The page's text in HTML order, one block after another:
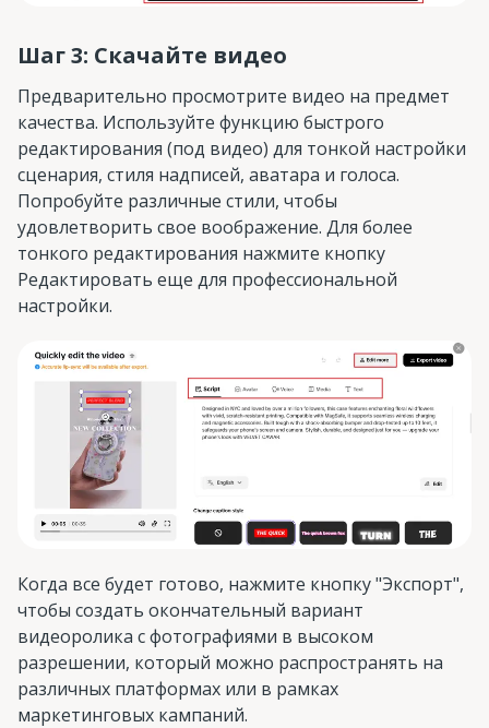
Шаг 3: Скачайте видео
Предварительно просмотрите видео на предмет
качества. Используйте функцию быстрого
редактирования (под видео) для тонкой настройки
сценария, стиля надписей, аватара и голоса.
Попробуйте различные стили, чтобы
удовлетворить свое воображение. Для более
тонкого редактирования нажмите кнопку
Редактировать еще для профессиональной
настройки.
Когда все будет готово, нажмите кнопку "Экспорт",
чтобы создать окончательный вариант
видеоролика с фотографиями в высоком
разрешении, который можно распространять на
различных платформах или в рамках
маркетинговых кампаний.